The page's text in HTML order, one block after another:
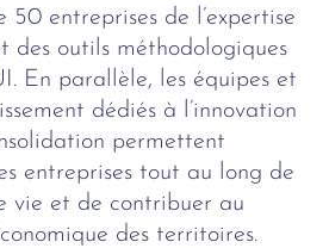
50 entreprises de l’expertise
des outils méthodologiques
En parallèle, les équipes et
dédiés à l’innovation
permettent
entreprises tout au long de
vie et de contribuer au
des territoires.